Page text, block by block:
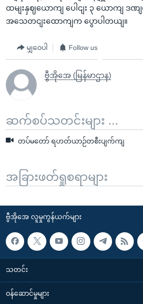
ထမျးနှဈယောကျ ပေါငျး ၃ ယောကျ ဒ
အသေတငျးထောကျက ပွောပါတယျ။
မျှဝေပါ Follow us
ဗွီအိုအေ (မြန်မာဌာန)
ဆက်စပ်သတင်းများ ...
တပ်မတော် ရဟတ်ယာဉ်တစီးပျက်ကျ
အခြားဖတ်ရှုစရာများ
ဗွီအိုအေ လူမှုကွန်ယက်များ
သတင်း
၀န်ဆောင်မှုများ